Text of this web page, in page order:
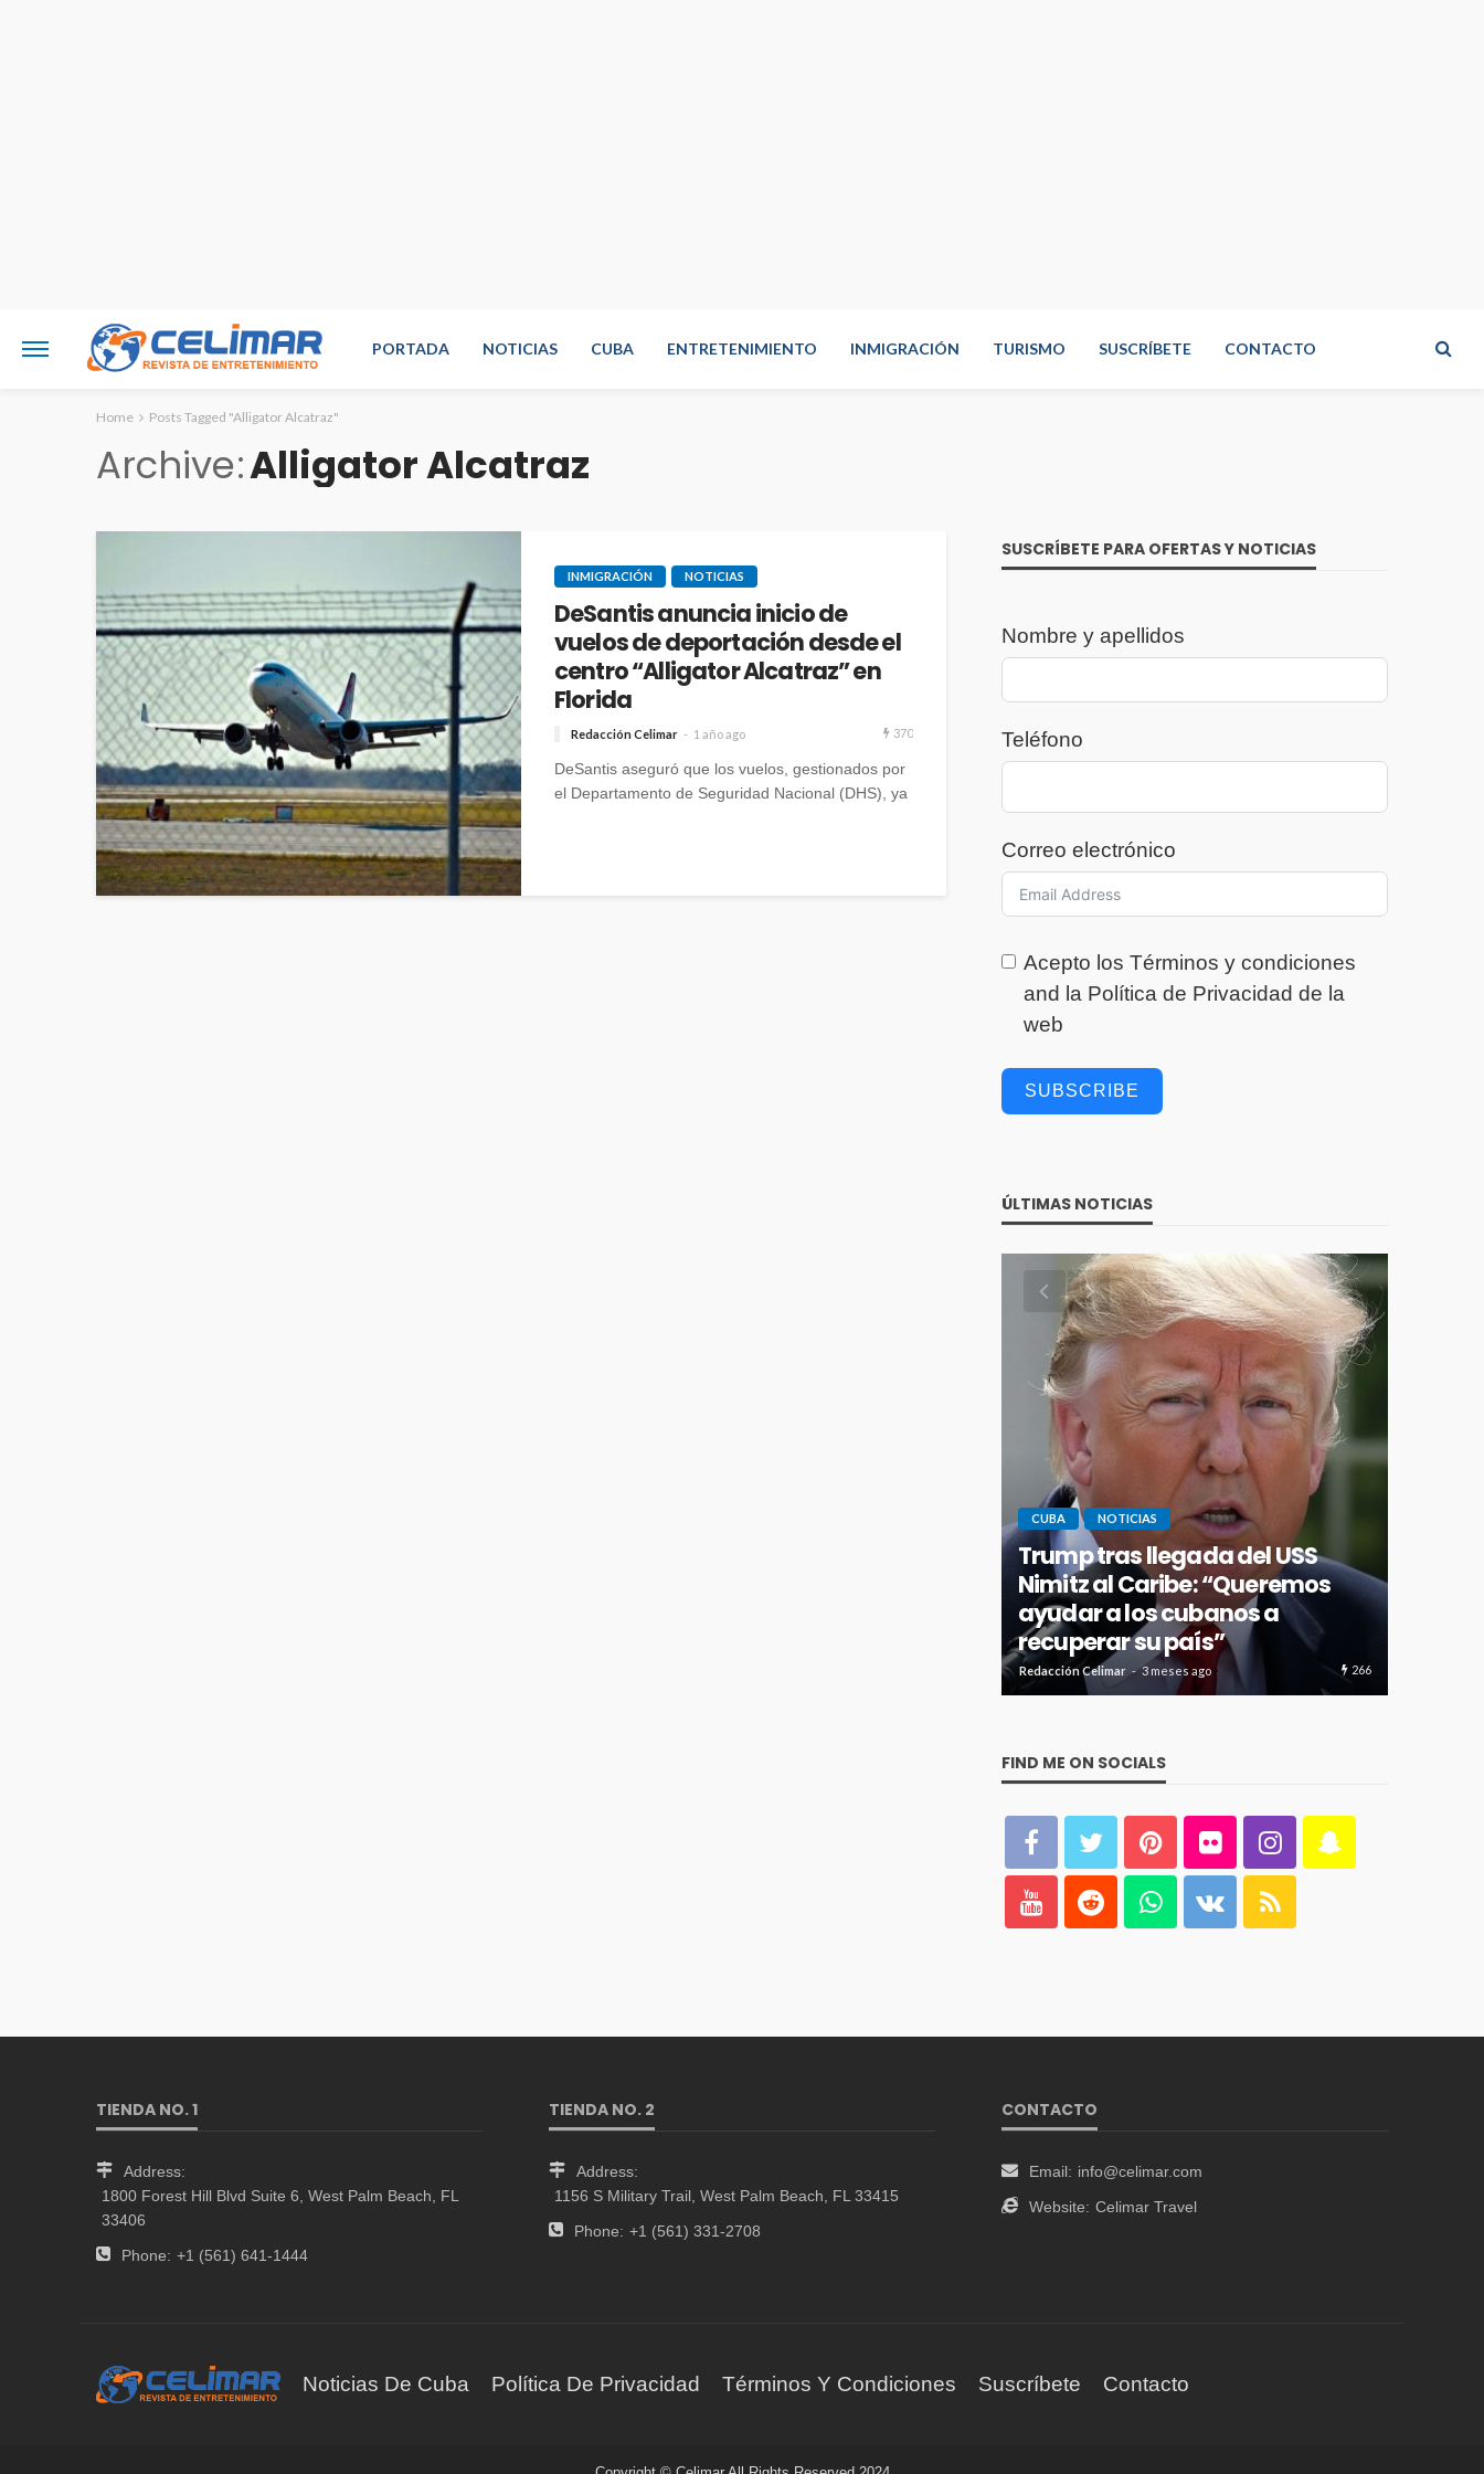
PORTADA NOTICIAS CUBA ENTRETENIMIENTO INMIGRACIÓN TURISMO SUSCRÍBETE CONTACTO
Home Posts Tagged "Alligator Alcatraz"
Archive Alligator Alcatraz
INMIGRACIÓN NOTICIAS
DeSantis anuncia inicio de
vuelos de deportación desde el
centro “Alligator Alcatraz” en
Florida
Redacción Celimar 1 año ago 370
DeSantis aseguró que los vuelos, gestionados por
el Departamento de Seguridad Nacional (DHS), ya
SUSCRÍBETE PARA OFERTAS Y NOTICIAS
Nombre y apellidos
Teléfono
Correo electrónico
Acepto los Términos y condiciones
and la Política de Privacidad de la
web
SUBSCRIBE
ÚLTIMAS NOTICIAS
CUBA NOTICIAS
Trump tras llegada del USS
Nimitz al Caribe: “Queremos
ayudar a los cubanos a
recuperar su país”
Redacción Celimar 3 meses ago 266
FIND ME ON SOCIALS
TIENDA NO. 1
Address:
1800 Forest Hill Blvd Suite 6, West Palm Beach, FL
33406
Phone: +1 (561) 641-1444
TIENDA NO. 2
Address:
1156 S Military Trail, West Palm Beach, FL 33415
Phone: +1 (561) 331-2708
CONTACTO
Email: info@celimar.com
Website: Celimar Travel
Noticias De Cuba Política De Privacidad Términos Y Condiciones Suscríbete Contacto